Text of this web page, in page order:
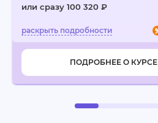
или сразу 100 320 ₽
ПОДРОБНЕЕ О КУРСЕ